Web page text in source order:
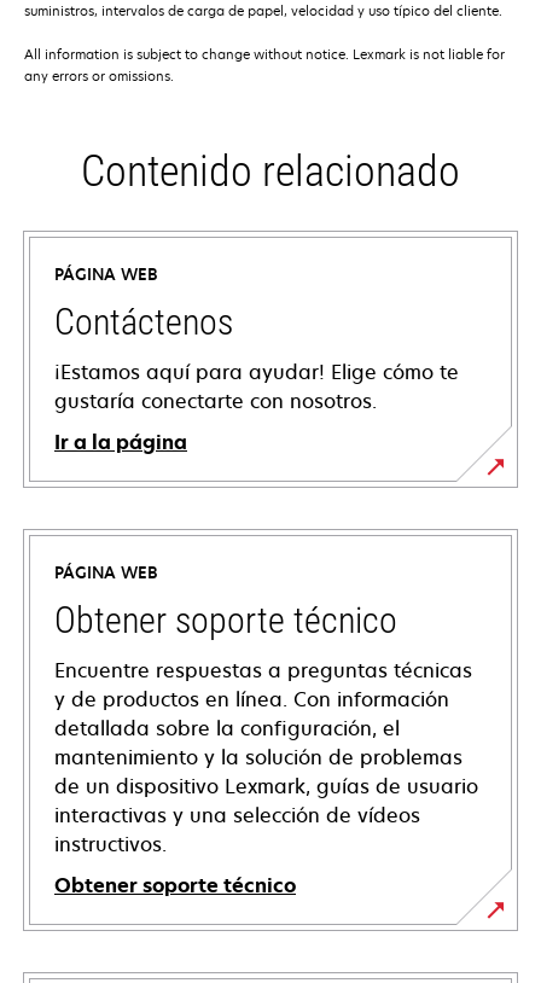
suministros, intervalos de carga de papel, velocidad y uso típico del cliente.
All information is subject to change without notice. Lexmark is not liable for
any errors or omissions.
Contenido relacionado
PÁGINA WEB
Contáctenos
¡Estamos aquí para ayudar! Elige cómo te
gustaría conectarte con nosotros.
Ir a la página
PÁGINA WEB
Obtener soporte técnico
Encuentre respuestas a preguntas técnicas
y de productos en línea. Con información
detallada sobre la configuración, el
mantenimiento y la solución de problemas
de un dispositivo Lexmark, guías de usuario
interactivas y una selección de vídeos
instructivos.
Obtener soporte técnico
opens
in